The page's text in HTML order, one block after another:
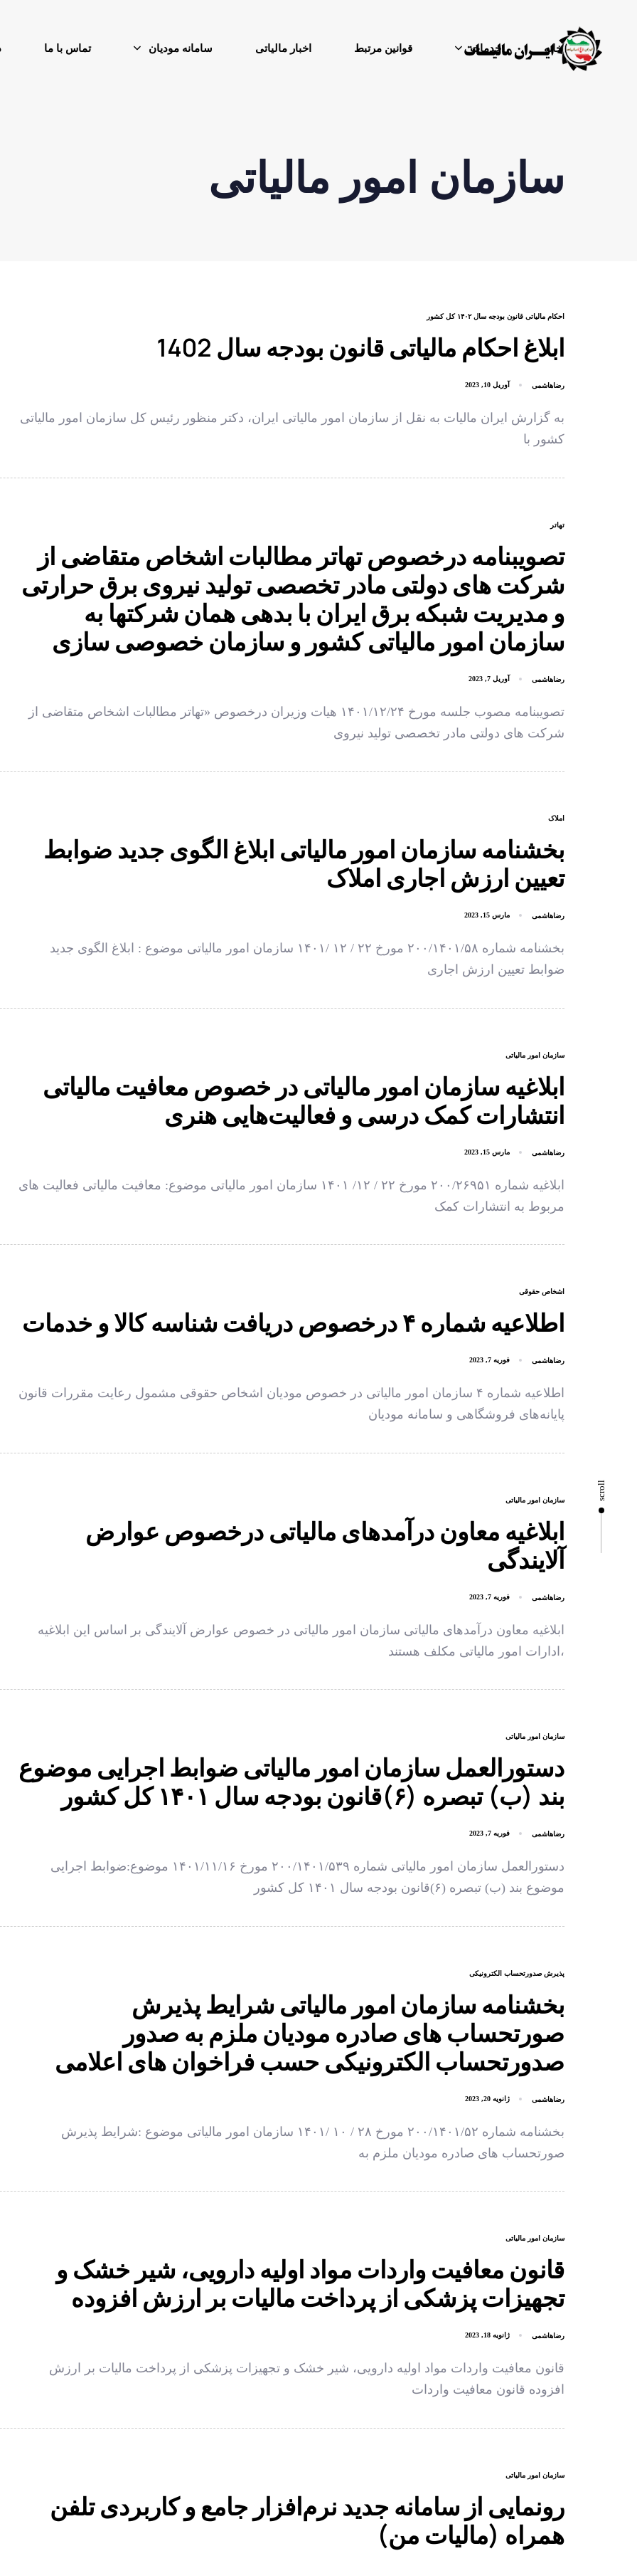
خانه خدمات قوانین مرتبط اخبار مالیاتی سامانه مودیان تماس با ما
scroll
سازمان امور مالیاتی
احکام مالیاتی قانون بودجه سال ۱۴۰۲ کل کشور
ابلاغ احکام مالیاتی قانون بودجه سال 1402
رضاهاشمی آوریل 10, 2023
به گزارش ایران مالیات به نقل از سازمان امور مالیاتی ایران، دکتر منظور رئیس کل سازمان امور مالیاتی
کشور با
تهاتر
تصویبنامه درخصوص تهاتر مطالبات اشخاص متقاضی از
شرکت های دولتی مادر تخصصی تولید نیروی برق حرارتی
و مدیریت شبکه برق ایران با بدهی همان شرکتها به
سازمان امور مالیاتی کشور و سازمان خصوصی سازی
رضاهاشمی آوریل 7, 2023
تصویبنامه مصوب جلسه مورخ ۱۴۰۱/۱۲/۲۴ هیات وزیران درخصوص «تهاتر مطالبات اشخاص متقاضی از
شرکت های دولتی مادر تخصصی تولید نیروی
املاک
بخشنامه سازمان امور مالیاتی ابلاغ الگوی جدید ضوابط
تعیین ارزش اجاری املاک
رضاهاشمی مارس 15, 2023
بخشنامه شماره‌ ۲۰۰/۱۴۰۱/۵۸ مورخ ٢٢ / ١٢ /١۴٠١ سازمان امور مالیاتی موضوع : ابلاغ الگوی جدید
ضوابط تعیین ارزش اجاری
سازمان امور مالیاتی
ابلاغیه سازمان امور مالیاتی در خصوص معافیت مالیاتی
انتشارات‌ کمک درسی و فعالیت‌هایی هنری
رضاهاشمی مارس 15, 2023
ابلاغیه شماره ۲۰۰/۲۶۹۵۱ مورخ ٢٢ / ١٢/ ١۴٠١ سازمان امور مالیاتی موضوع: معافیت مالیاتی فعالیت های
مربوط به انتشارات کمک
اشخاص حقوقی
اطلاعیه شماره ۴ درخصوص دریافت شناسه کالا و خدمات
رضاهاشمی فوریه 7, 2023
اطلاعیه شماره ۴ سازمان امور مالیاتی در خصوص مودیان اشخاص حقوقی مشمول رعایت مقررات قانون
پایانه‌های فروشگاهی و سامانه مودیان
سازمان امور مالیاتی
ابلاغیه معاون درآمدهای مالیاتی درخصوص عوارض
آلایندگی
رضاهاشمی فوریه 7, 2023
ابلاغیه معاون درآمدهای مالیاتی سازمان امور مالیاتی در خصوص عوارض آلایندگی بر اساس این ابلاغیه
،ادارات امور مالیاتی مکلف هستند
سازمان امور مالیاتی
دستورالعمل سازمان امور مالیاتی ضوابط اجرایی موضوع
بند (ب) تبصره (۶)قانون بودجه سال ۱۴۰۱ کل کشور
رضاهاشمی فوریه 7, 2023
دستورالعمل سازمان امور مالیاتی شماره ۲۰۰/۱۴۰۱/۵۳۹ مورخ ۱۴۰۱/۱۱/۱۶ موضوع:ضوابط اجرایی
موضوع بند (ب) تبصره (۶)قانون بودجه سال ۱۴۰۱ کل کشور
پذیرش صدورتحساب الکترونیکی
بخشنامه سازمان امور مالیاتی شرایط پذیرش
صورتحساب های صادره مودیان ملزم به صدور
صدورتحساب الکترونیکی حسب فراخوان های اعلامی
رضاهاشمی ژانویه 20, 2023
بخشنامه شماره ۲۰۰/۱۴۰۱/۵۲ مورخ ٢٨ / ١٠ /١۴٠١ سازمان امور مالیاتی موضوع :شرایط پذیرش
صورتحساب های صادره مودیان ملزم به
سازمان امور مالیاتی
قانون معافیت واردات مواد اولیه دارویی، شیر خشک و
تجهیزات پزشکی از پرداخت مالیات بر ارزش افزوده
رضاهاشمی ژانویه 18, 2023
قانون معافیت واردات مواد اولیه دارویی، شیر خشک و تجهیزات پزشکی از پرداخت مالیات بر ارزش
افزوده قانون معافیت واردات
سازمان امور مالیاتی
رونمایی از سامانه جدید نرم‌افزار جامع و کاربردی تلفن
همراه (مالیات من)